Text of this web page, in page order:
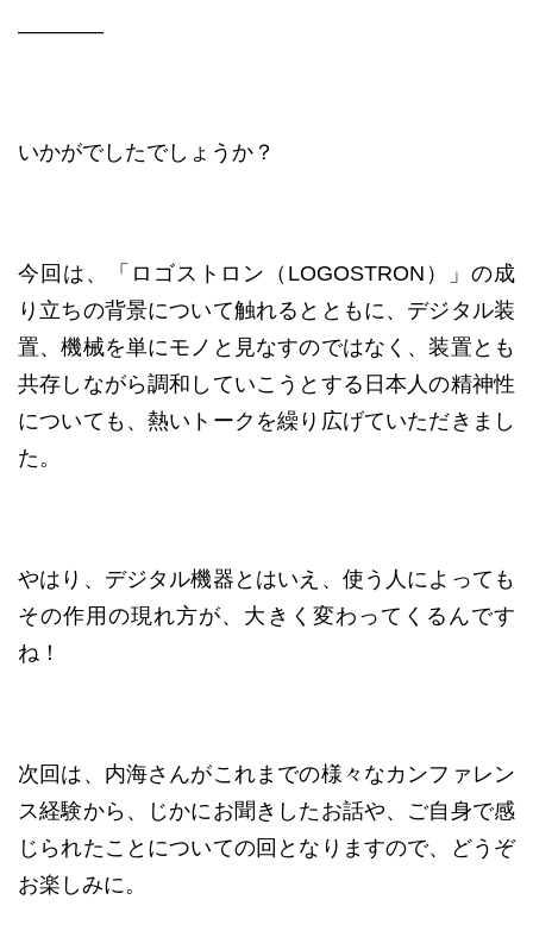
――――
いかがでしたでしょうか？
今回は、「ロゴストロン（LOGOSTRON）」の成
り立ちの背景について触れるとともに、デジタル装
置、機械を単にモノと見なすのではなく、装置とも
共存しながら調和していこうとする日本人の精神性
についても、熱いトークを繰り広げていただきまし
た。
やはり、デジタル機器とはいえ、使う人によっても
その作用の現れ方が、大きく変わってくるんです
ね！
次回は、内海さんがこれまでの様々なカンファレン
ス経験から、じかにお聞きしたお話や、ご自身で感
じられたことについての回となりますので、どうぞ
お楽しみに。